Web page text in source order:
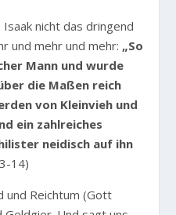
nicht das dringend
und mehr und mehr: „So
Mann und wurde
die Maßen reich
von Kleinvieh und
ein zahlreiches
neidisch auf ihn
14)
und Reichtum (Gott